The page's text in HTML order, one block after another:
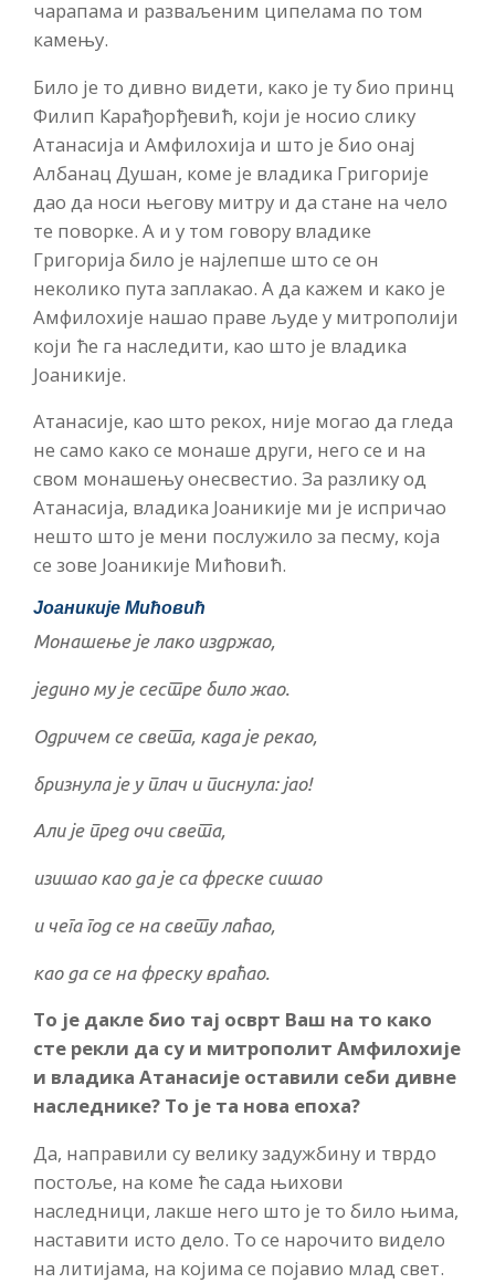
чарапама и разваљеним ципелама по том
камењу.
Било је то дивно видети, како је ту био принц
Филип Карађорђевић, који је носио слику
Атанасија и Амфилохија и што је био онај
Албанац Душан, коме је владика Григорије
дао да носи његову митру и да стане на чело
те поворке. А и у том говору владике
Григорија било је најлепше што се он
неколико пута заплакао. А да кажем и како је
Амфилохије нашао праве људе у митрополији
који ће га наследити, као што је владика
Јоаникије.
Атанасије, као што рекох, није могао да гледа
не само како се монаше други, него се и на
свом монашењу онесвестио. За разлику од
Атанасија, владика Јоаникије ми је испричао
нешто што је мени послужило за песму, која
се зове Јоаникије Мићовић.
Јоаникије Мићовић
Монашење је лако издржао,
једино му је сестре било жао.
Одричем се света, када је рекао,
бризнула је у плач и писнула: јао!
Али је пред очи света,
изишао као да је са фреске сишао
и чега год се на свету лаћао,
као да се на фреску враћао.
То је дакле био тај осврт Ваш на то како
сте рекли да су и митрополит Амфилохије
и владика Атанасије оставили себи дивне
наследнике? То је та нова епоха?
Да, направили су велику задужбину и тврдо
постоље, на коме ће сада њихови
наследници, лакше него што је то било њима,
наставити исто дело. То се нарочито видело
на литијама, на којима се појавио млад свет.